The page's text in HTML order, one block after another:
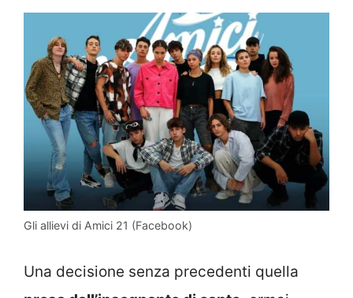
Gli allievi di Amici 21 (Facebook)
Una decisione senza precedenti quella